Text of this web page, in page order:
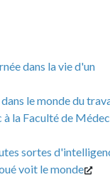
vie d'un
du travail
de Médecine de
d'intelligences
monde